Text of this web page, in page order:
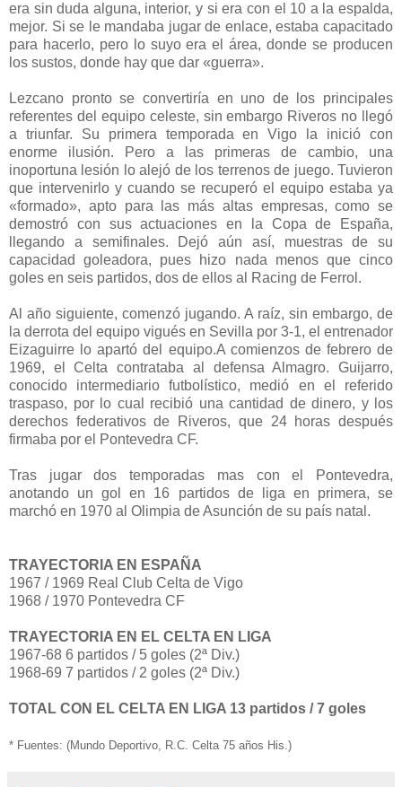
era sin duda alguna, interior, y si era con el 10 a la espalda,
mejor. Si se le mandaba jugar de enlace, estaba capacitado
para hacerlo, pero lo suyo era el área, donde se producen
los sustos, donde hay que dar «guerra».
Lezcano pronto se convertiría en uno de los principales
referentes del equipo celeste, sin embargo Riveros no llegó
a triunfar. Su primera temporada en Vigo la inició con
enorme ilusión. Pero a las primeras de cambio, una
inoportuna lesión lo alejó de los terrenos de juego. Tuvieron
que intervenirlo y cuando se recuperó el equipo estaba ya
«formado», apto para las más altas empresas, como se
demostró con sus actuaciones en la Copa de España,
llegando a semifinales. Dejó aún así, muestras de su
capacidad goleadora, pues hizo nada menos que cinco
goles en seis partidos, dos de ellos al Racing de Ferrol.
Al año siguiente, comenzó jugando. A raíz, sin embargo, de
la derrota del equipo vigués en Sevilla por 3-1, el entrenador
Eizaguirre lo apartó del equipo.A comienzos de febrero de
1969, el Celta contrataba al defensa Almagro. Guijarro,
conocido intermediario futbolístico, medió en el referido
traspaso, por lo cual recibió una cantidad de dinero, y los
derechos federativos de Riveros, que 24 horas después
firmaba por el Pontevedra CF.
Tras jugar dos temporadas mas con el Pontevedra,
anotando un gol en 16 partidos de liga en primera, se
marchó en 1970 al Olimpia de Asunción de su país natal.
TRAYECTORIA EN ESPAÑA
1967 / 1969 Real Club Celta de Vigo
1968 / 1970 Pontevedra CF
TRAYECTORIA EN EL CELTA EN LIGA
1967-68 6 partidos / 5 goles (2ª Div.)
1968-69 7 partidos / 2 goles (2ª Div.)
TOTAL CON EL CELTA EN LIGA 13 partidos / 7 goles
* Fuentes: (Mundo Deportivo, R.C. Celta 75 años His.)